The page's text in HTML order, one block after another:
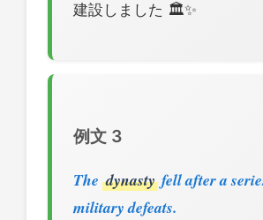
建設しました 🏛️✨
例文 3
The dynasty fell after a
military defeats.